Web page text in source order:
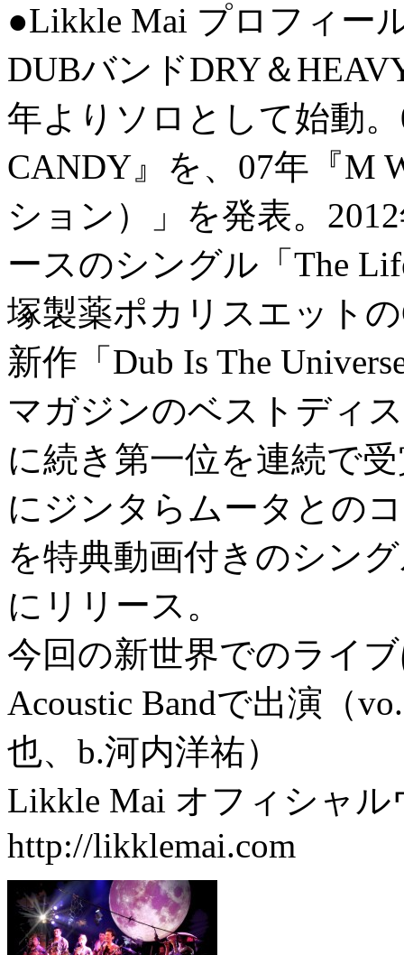
●Likkle Mai プロフィー
DUBバンドDRY＆
年よりソロとして始動
CANDY』を、07年『M
ション）」を発表。
ースのシングル「The
塚製薬ポカリスエット
新作「Dub Is The
マガジンのベストディ
に続き第一位を連続で
にジンタらムータとの
を特典動画付きのシン
にリリース。
今回の新世界でのライ
Acoustic Bandで出演（
也、b.河内洋祐）
Likkle Mai オフィシャ
http://likklemai.com